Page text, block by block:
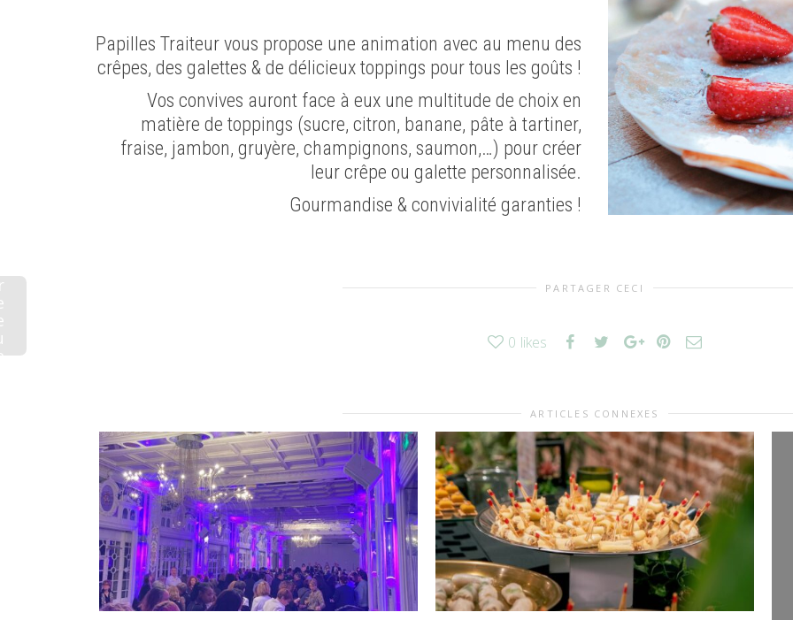
Papilles Traiteur vous propose une animation avec au menu des
crêpes, des galettes & de délicieux toppings pour tous les goûts !
Vos convives auront face à eux une multitude de choix en
matière de toppings (sucre, citron, banane, pâte à tartiner,
fraise, jambon, gruyère, champignons, saumon,…) pour créer
leur crêpe ou galette personnalisée.
Gourmandise & convivialité garanties !
PARTAGER CECI
0 likes
ARTICLES CONNEXES